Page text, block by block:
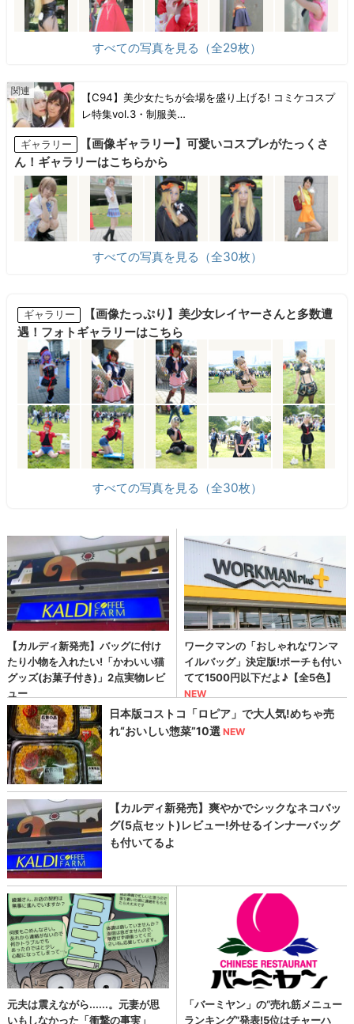
すべての写真を見る（全29枚）
【C94】美少女たちが会場を盛り上げる! コミケコスプ
レ特集vol.3・制服美…
ギャラリー
【画像ギャラリー】可愛いコスプレがたっくさ
ん！ギャラリーはこちらから
すべての写真を見る（全30枚）
ギャラリー
【画像たっぷり】美少女レイヤーさんと多数遭
遇！フォトギャラリーはこちら
すべての写真を見る（全30枚）